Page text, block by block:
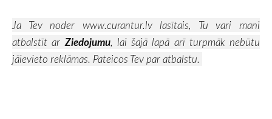
Ja Tev noder www.curantur.lvlasītais, Tu vari mani
atbalstīt ar Ziedojumu, lai šajā lapā arī turpmāk nebūtu
jāievieto reklāmas. Pateicos Tev par atbalstu.